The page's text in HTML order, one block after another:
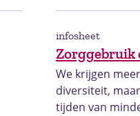
Zorggebruik
infosheet
We krijgen
diversiteit,
tijden van